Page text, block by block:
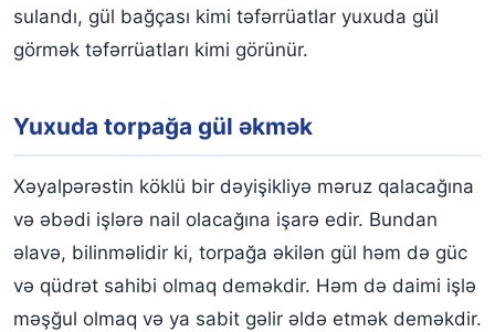
sulandı, gül bağçası kimi təfərrüatlar yuxuda gül
görmək təfərrüatları kimi görünür.
Yuxuda torpağa gül əkmək
Xəyalpərəstin köklü bir dəyişikliyə məruz qalacağına
və əbədi işlərə nail olacağına işarə edir. Bundan
əlavə, bilinməlidir ki, torpağa əkilən gül həm də güc
və qüdrət sahibi olmaq deməkdir. Həm də daimi işlə
məşğul olmaq və ya sabit gəlir əldə etmək deməkdir.